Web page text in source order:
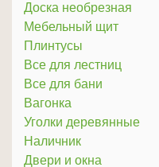
Доска необрезная
Мебельный щит
Плинтусы
Все для лестниц
Все для бани
Вагонка
Уголки деревянные
Наличник
Двери и окна